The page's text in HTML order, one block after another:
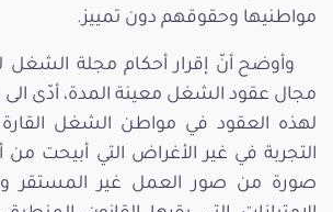
مواطنيها وحقوقهم دون تمييز.
وأوضح أنّ إقرار أحكام مجلة
مجال عقود الشغل معينة المدة، أدّى الى
لهذه العقود في مواطن الشغل
التجربة في غير الأغراض التي أبيحت من
صورة من صور العمل غير المستقر